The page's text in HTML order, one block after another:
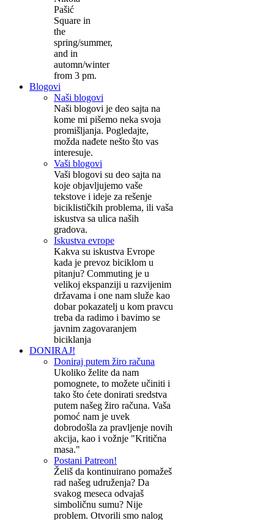
Pašić
Square in
the
spring/summer,
and in
automn/winter
from 3 pm.
Blogovi
Naši blogovi
Naši blogovi je deo sajta na
kome mi pišemo neka svoja
promišljanja. Pogledajte,
možda nađete nešto što vas
interesuje.
Vaši blogovi
Vaši blogovi su deo sajta na
koje objavljujemo vaše
tekstove i ideje za rešenje
biciklističkih problema, ili vaša
iskustva sa ulica naših
gradova.
Iskustva evrope
Kakva su iskustva Evrope
kada je prevoz biciklom u
pitanju? Commuting je u
velikoj ekspanziji u razvijenim
državama i one nam služe kao
dobar pokazatelj u kom pravcu
treba da radimo i bavimo se
javnim zagovaranjem
biciklanja
DONIRAJ!
Doniraj putem žiro računa
Ukoliko želite da nam
pomognete, to možete učiniti i
tako što ćete donirati sredstva
putem našeg žiro računa. Vaša
pomoć nam je uvek
dobrodošla za pravljenje novih
akcija, kao i vožnje "Kritična
masa."
Postani Patreon!
Želiš da kontinuirano pomažeš
rad našeg udruženja? Da
svakog meseca odvajaš
simboličnu sumu? Nije
problem. Otvorili smo nalog